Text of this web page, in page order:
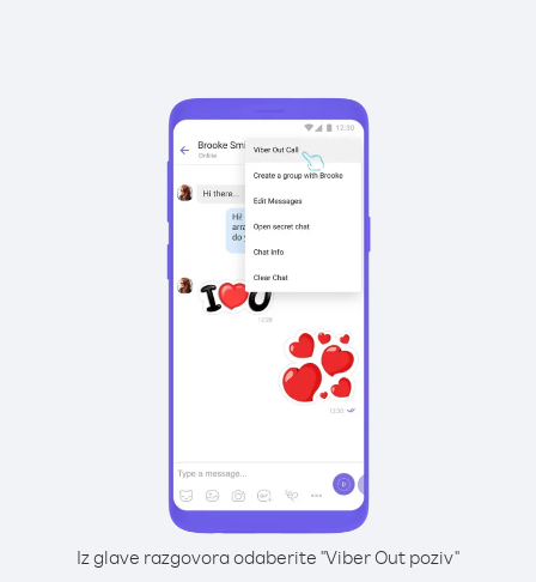
Iz glave razgovora odaberite "Viber Out poziv"